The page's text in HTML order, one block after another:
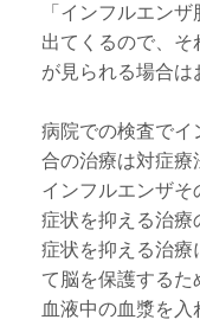
「インフルエン
出てくるので、そ
が見られる場合は
病院での検査でイ
合の治療は対症療
インフルエンザそ
症状を抑える治療
症状を抑える治療
て脳を保護するた
血液中の血漿を